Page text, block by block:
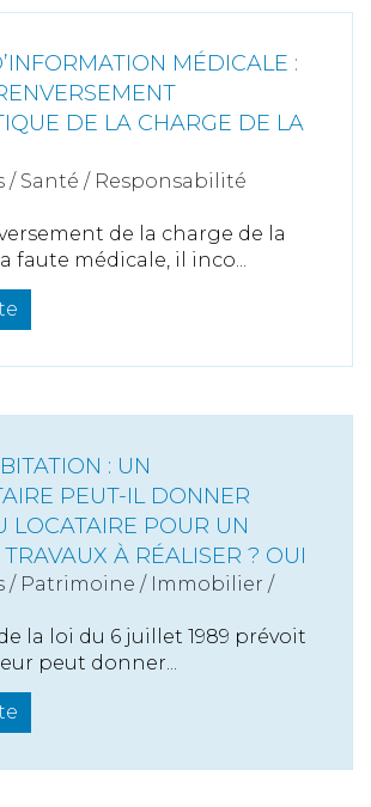
MÉDICALE :
DE LA CHARGE DE LA
/ Santé / Responsabilité
de la charge de la
faute médicale, il inco...
: UN
PEUT-IL DONNER
LOCATAIRE POUR UN
À RÉALISER ? OUI
/ Patrimoine / Immobilier /
la loi du 6 juillet 1989 prévoit
peut donner...